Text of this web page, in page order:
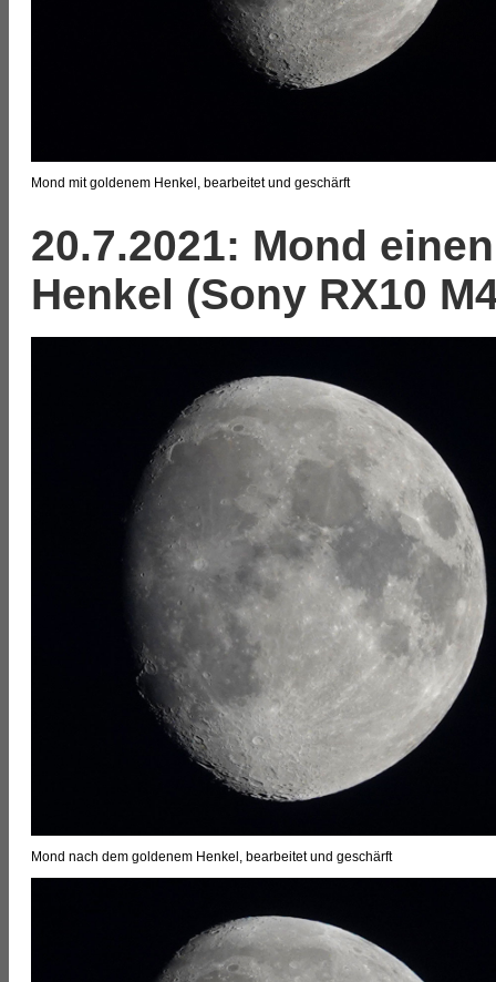
Mond mit goldenem Henkel, bearbeitet und geschärft
20.7.2021: Mond
Henkel (Sony RX10
Mond nach dem goldenem Henkel, bearbeitet und geschärft